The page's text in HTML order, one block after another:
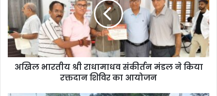
अखिल भारतीय श्री राधामाधव संकीर्तन मंडल ने किया
रक्तदान शिविर का आयोजन